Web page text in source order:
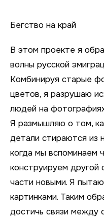
18x24
Бегство на край
В этом проекте я
волны русской
Комбинируя старые
цветов, я разрушаю
людей на
Я размышляю о том,
детали стираются из
когда мы вспоминаем
конструируем другой
части новыми. Я
картинками. Таким
достичь связи между